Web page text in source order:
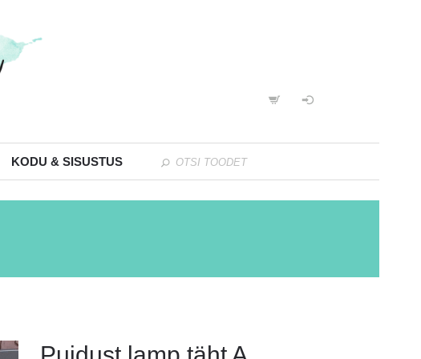
KODU & SISUSTUS